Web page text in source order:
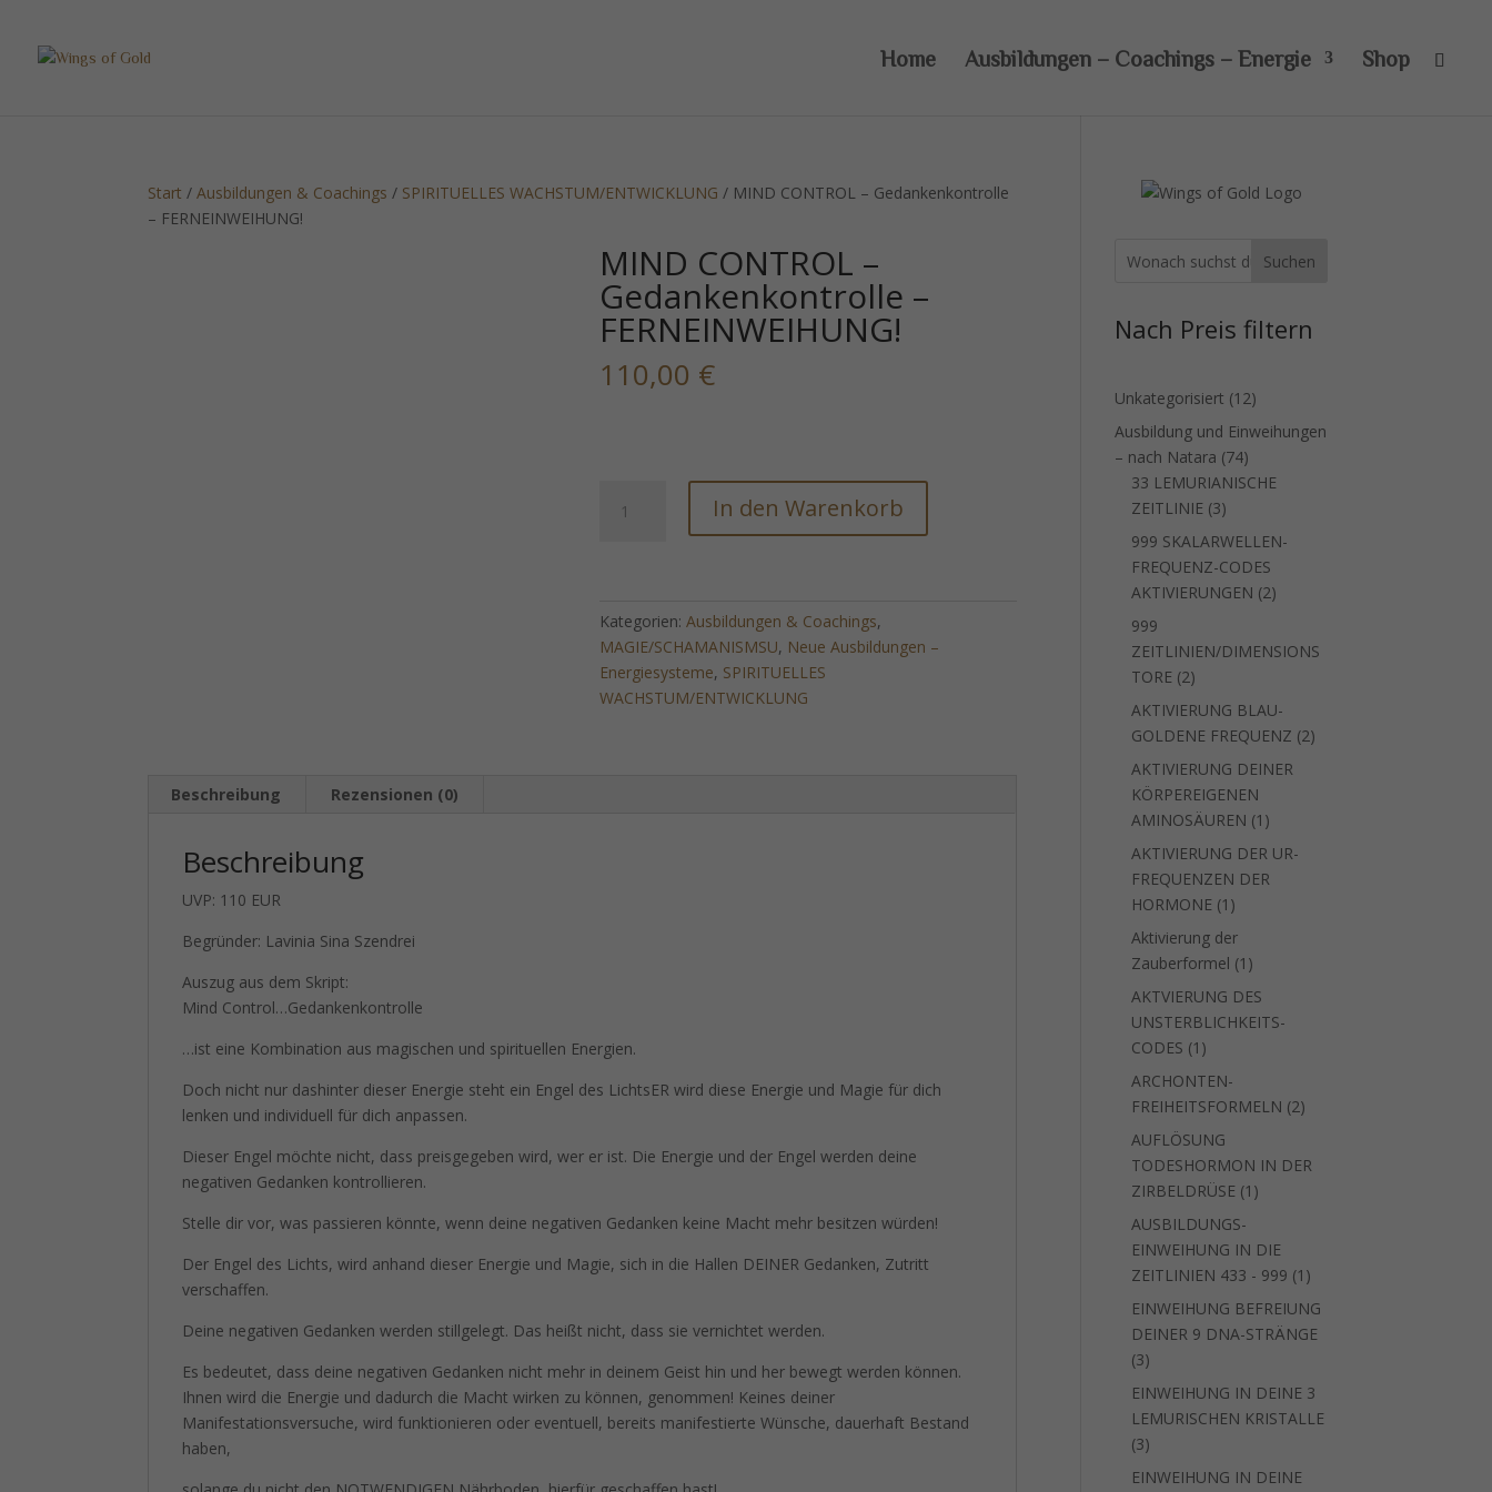
Home Ausbildungen – Coachings – Energie Shop
Start / Ausbildungen & Coachings / SPIRITUELLES WACHSTUM/ENTWICKLUNG / MIND CONTROL – Gedankenkontrolle
– FERNEINWEIHUNG!
MIND CONTROL –
Gedankenkontrolle –
FERNEINWEIHUNG!
110,00 €
CONTROL
FERNEINWEIHUNG!
Menge
In den Warenkorb
Kategorien: Ausbildungen & Coachings,
MAGIE/SCHAMANISMSU, Neue Ausbildungen –
Energiesysteme, SPIRITUELLES
WACHSTUM/ENTWICKLUNG
Beschreibung Rezensionen (0)
Beschreibung
UVP: 110 EUR
Begründer: Lavinia Sina Szendrei
Auszug aus dem Skript:
Mind Control…Gedankenkontrolle
…ist eine Kombination aus magischen und spirituellen Energien.
Doch nicht nur dashinter dieser Energie steht ein Engel des LichtsER wird diese Energie und Magie für dich
lenken und individuell für dich anpassen.
Dieser Engel möchte nicht, dass preisgegeben wird, wer er ist. Die Energie und der Engel werden deine
negativen Gedanken kontrollieren.
Stelle dir vor, was passieren könnte, wenn deine negativen Gedanken keine Macht mehr besitzen würden!
Der Engel des Lichts, wird anhand dieser Energie und Magie, sich in die Hallen DEINER Gedanken, Zutritt
verschaffen.
Deine negativen Gedanken werden stillgelegt. Das heißt nicht, dass sie vernichtet werden.
Es bedeutet, dass deine negativen Gedanken nicht mehr in deinem Geist hin und her bewegt werden können.
Ihnen wird die Energie und dadurch die Macht wirken zu können, genommen! Keines deiner
Manifestationsversuche, wird funktionieren oder eventuell, bereits manifestierte Wünsche, dauerhaft Bestand
haben,
Suchen
Nach Preis filtern
Unkategorisiert 1212
Produkte
Ausbildung und Einweihungen
– nach Natara 7474
Produkte
33 LEMURIANISCHE
ZEITLINIE 33
Produkte
999 SKALARWELLEN-
FREQUENZ-CODES
AKTIVIERUNGEN 22
999
ZEITLINIEN/DIMENSIONS
TORE 22
Produkte
AKTIVIERUNG BLAU-
GOLDENE FREQUENZ 22
AKTIVIERUNG DEINER
KÖRPEREIGENEN
AMINOSÄUREN 1 1
Produkt
AKTIVIERUNG DER UR-
FREQUENZEN DER
HORMONE 1 1
Aktivierung der
Zauberformel 1 1
Produkt
AKTVIERUNG DES
UNSTERBLICHKEITS-
CODES 1 1
Produkt
ARCHONTEN-
FREIHEITSFORMELN 22
AUFLÖSUNG
TODESHORMON IN DER
ZIRBELDRÜSE 1 1
AUSBILDUNGS-
EINWEIHUNG IN DIE
ZEITLINIEN 433 - 999 1 1
Produkt
EINWEIHUNG BEFREIUNG
DEINER 9 DNA-STRÄNGE
33
Produkte
EINWEIHUNG IN DEINE 3
LEMURISCHEN KRISTALLE
33
Produkte
EINWEIHUNG IN DEINE